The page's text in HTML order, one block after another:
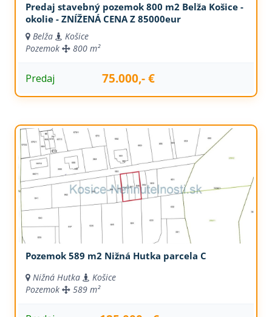
Predaj stavebný pozemok 800 m2 Belža Košice -
okolie - ZNÍŽENÁ CENA Z 85000eur
Belža
Košice
Pozemok
800 m²
Predaj 75.000,- €
Pozemok 589 m2 Nižná Hutka parcela C
Nižná Hutka
Košice
Pozemok
589 m²